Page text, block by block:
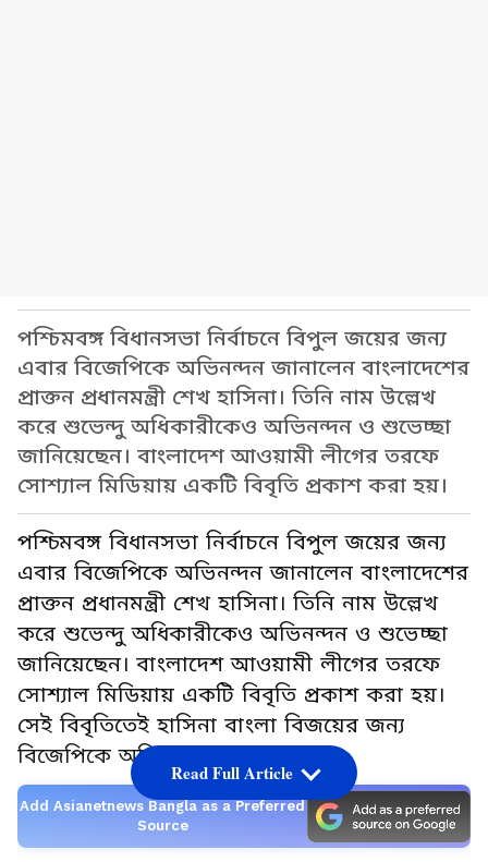
পশ্চিমবঙ্গ বিধানসভা নির্বাচনে বিপুল জয়ের জন্য
এবার বিজেপিকে অভিনন্দন জানালেন বাংলাদেশের
প্রাক্তন প্রধানমন্ত্রী শেখ হাসিনা। তিনি নাম উল্লেখ
করে শুভেন্দু অধিকারীকেও অভিনন্দন ও শুভেচ্ছা
জানিয়েছেন। বাংলাদেশ আওয়ামী লীগের তরফে
সোশ্যাল মিডিয়ায় একটি বিবৃতি প্রকাশ করা হয়।
পশ্চিমবঙ্গ বিধানসভা নির্বাচনে বিপুল জয়ের জন্য
এবার বিজেপিকে অভিনন্দন জানালেন বাংলাদেশের
প্রাক্তন প্রধানমন্ত্রী শেখ হাসিনা। তিনি নাম উল্লেখ
করে শুভেন্দু অধিকারীকেও অভিনন্দন ও শুভেচ্ছা
জানিয়েছেন। বাংলাদেশ আওয়ামী লীগের তরফে
সোশ্যাল মিডিয়ায় একটি বিবৃতি প্রকাশ করা হয়।
সেই বিবৃতিতেই হাসিনা বাংলা বিজয়ের জন্য
বিজেপিকে অভিনন্দন জানান।
Add Asianetnews Bangla as a Preferred
Source
Read Full Article